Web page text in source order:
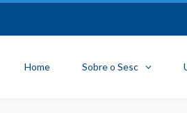
Home Sobre o Sesc